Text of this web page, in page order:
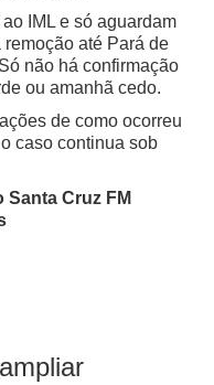
IML e só aguardam
até Pará de
não há confirmação
ou amanhã cedo.
de como ocorreu
caso continua sob
Cruz FM